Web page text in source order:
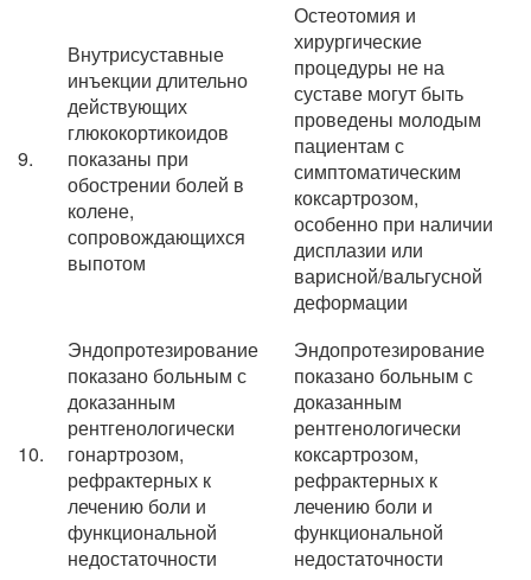
9.
Внутрисуставные
инъекции длительно
действующих
глюкокортикоидов
показаны при
обострении болей в
колене,
сопровождающихся
выпотом
Остеотомия и
хирургические
процедуры не на
суставе могут быть
проведены молодым
пациентам с
симптоматическим
коксартрозом,
особенно при наличии
дисплазии или
варисной/вальгусной
деформации
10.
Эндопротезирование
показано больным с
доказанным
рентгенологически
гонартрозом,
рефрактерных к
лечению боли и
функциональной
недостаточности
Эндопротезирование
показано больным с
доказанным
рентгенологически
коксартрозом,
рефрактерных к
лечению боли и
функциональной
недостаточности